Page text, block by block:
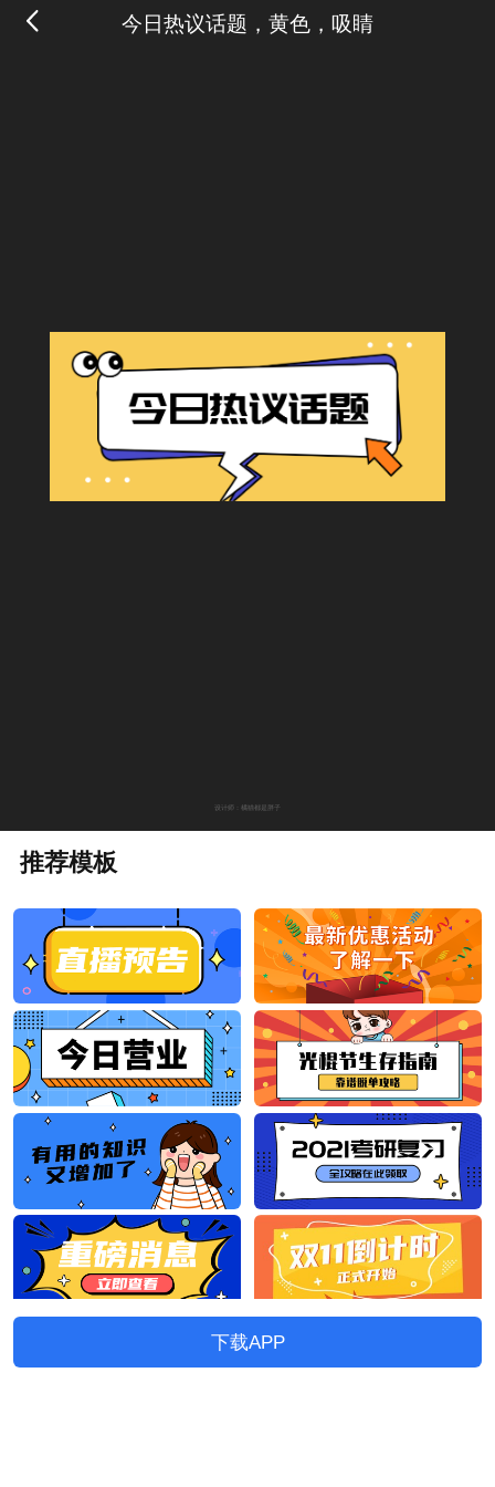
今日热议话题，黄色，吸睛
设计师：橘猫都是胖子
推荐模板
下载APP